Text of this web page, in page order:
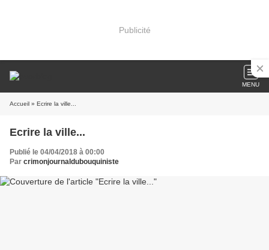
Publicité
MENU
Accueil » Ecrire la ville...
Ecrire la ville...
Publié le 04/04/2018 à 00:00
Par crimonjournaldubouquiniste